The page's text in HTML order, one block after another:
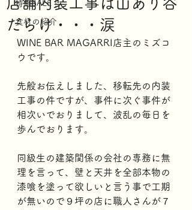
特価SALE！
食材の紹介
だらけ・・・涙
WINE BAR MAGARRI店主のミズコ
ウです。
先般お伝えしました、移転先の内装
工事の件ですが、事件に次ぐ事件が
相次いでおりまして、波乱の毎日を
歩んでおります。
同級生の建築関係の会社の専務に無
理を言って、壁と天井を全部本物の
漆喰を塗って欲しいと言う事で工期
が無いので９坪の店に職人さんが７